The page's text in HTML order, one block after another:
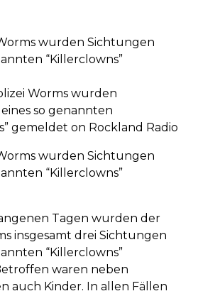
wurden Sichtungen
“Killerclowns”
Worms wurden
so genannten
gemeldet on Rockland Radio
wurden Sichtungen
“Killerclowns”
Tagen wurden der
insgesamt drei Sichtungen
“Killerclowns”
waren neben
auch Kinder. In allen Fällen